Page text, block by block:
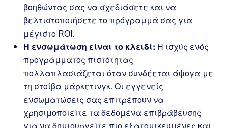
βοηθώντας σας να σχεδιάσετε και να
βελτιστοποιήσετε το πρόγραμμά σας για
μέγιστο ROI.
Η ενσωμάτωση είναι το κλειδί: Η ισχύς ενός
προγράμματος πιστότητας
πολλαπλασιάζεται όταν συνδέεται άψογα με
τη στοίβα μάρκετινγκ. Οι εγγενείς
ενσωματώσεις σας επιτρέπουν να
χρησιμοποιείτε τα δεδομένα επιβράβευσης